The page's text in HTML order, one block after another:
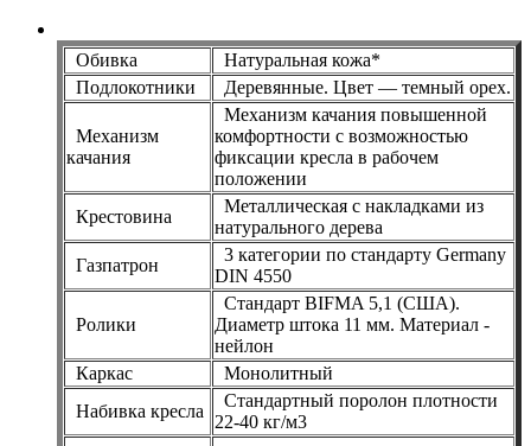
Обивка
Натуральная кожа*
Подлокотники
Деревянные. Цвет — темный орех.
Механизм
качания
Механизм качания повышенной
комфортности с возможностью
фиксации кресла в рабочем
положении
Крестовина
Металлическая с накладками из
натурального дерева
Газпатрон
3 категории по стандарту Germany
DIN 4550
Ролики
Стандарт BIFMA 5,1 (США).
Диаметр штока 11 мм. Материал -
нейлон
Каркас
Монолитный
Набивка кресла
Стандартный поролон плотности
22-40 кг/м3